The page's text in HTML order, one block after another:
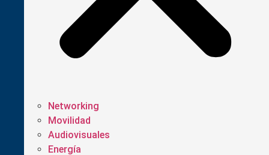
Networking
Movilidad
Audiovisuales
Energía